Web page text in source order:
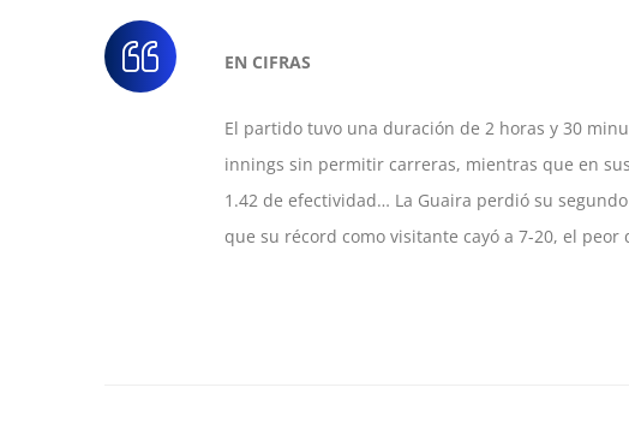
EN CIFRAS
El partido tuvo una duración de 2 horas y 30
innings sin permitir carreras, mientras que en
1.42 de efectividad… La Guaira perdió su
que su récord como visitante cayó a 7-20, el peor